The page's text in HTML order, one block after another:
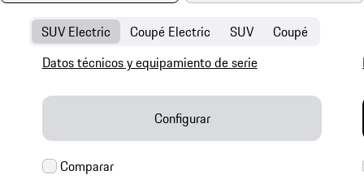
SUV Electric Coupé Electric SUV Coupé
Datos técnicos y equipamiento de serie
Configurar